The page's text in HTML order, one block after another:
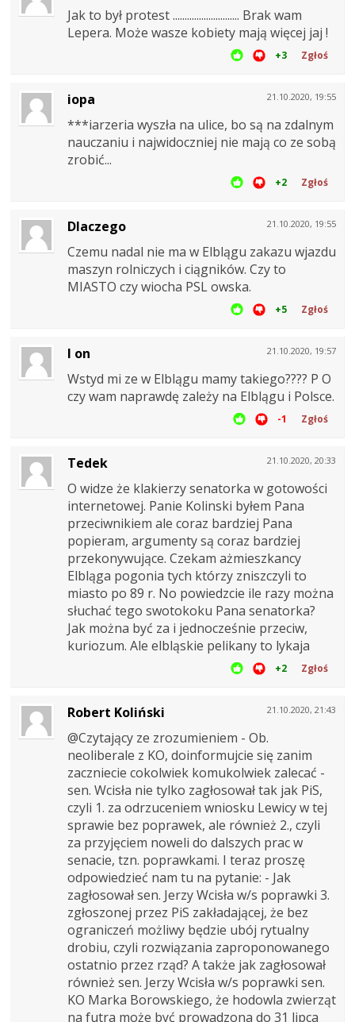
Jak to był protest ............................ Brak wam
Lepera. Może wasze kobiety mają więcej jaj !
+3 Zgłoś
21.10.2020, 19:55
iopa
***iarzeria wyszła na ulice, bo są na zdalnym
nauczaniu i najwidoczniej nie mają co ze sobą
zrobić...
+2 Zgłoś
21.10.2020, 19:55
Dlaczego
Czemu nadal nie ma w Elblągu zakazu wjazdu
maszyn rolniczych i ciągników. Czy to
MIASTO czy wiocha PSL owska.
+5 Zgłoś
21.10.2020, 19:57
I on
Wstyd mi ze w Elblągu mamy takiego???? P O
czy wam naprawdę zależy na Elblągu i Polsce.
-1 Zgłoś
21.10.2020, 20:33
Tedek
O widze że klakierzy senatorka w gotowości
internetowej. Panie Kolinski byłem Pana
przeciwnikiem ale coraz bardziej Pana
popieram, argumenty są coraz bardziej
przekonywujące. Czekam ażmieszkancy
Elbląga pogonia tych którzy zniszczyli to
miasto po 89 r. No powiedzcie ile razy można
słuchać tego swotokoku Pana senatorka?
Jak można być za i jednocześnie przeciw,
kuriozum. Ale elbląskie pelikany to lykaja
+2 Zgłoś
21.10.2020, 21:43
Robert Koliński
@Czytający ze zrozumieniem - Ob.
neoliberale z KO, doinformujcie się zanim
zaczniecie cokolwiek komukolwiek zalecać -
sen. Wcisła nie tylko zagłosował tak jak PiS,
czyli 1. za odrzuceniem wniosku Lewicy w tej
sprawie bez poprawek, ale również 2., czyli
za przyjęciem noweli do dalszych prac w
senacie, tzn. poprawkami. I teraz proszę
odpowiedzieć nam tu na pytanie: - Jak
zagłosował sen. Jerzy Wcisła w/s poprawki 3.
zgłoszonej przez PiS zakładającej, że bez
ograniczeń możliwy będzie ubój rytualny
drobiu, czyli rozwiązania zaproponowanego
ostatnio przez rząd? A także jak zagłosował
również sen. Jerzy Wcisła w/s poprawki sen.
KO Marka Borowskiego, że hodowla zwierząt
na futra może być prowadzona do 31 lipca